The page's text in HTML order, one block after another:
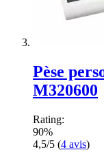
Pèse
M320600
Rating:
90%
4,5/5 (4 avis)